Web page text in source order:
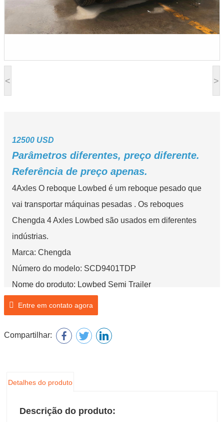
< >
12500 USD
Parâmetros diferentes, preço diferente.
Referência de preço apenas.
4Axles O reboque Lowbed é um reboque pesado que
vai transportar máquinas pesadas . Os reboques
Chengda 4 Axles Lowbed são usados em diferentes
indústrias.
Marca: Chengda
Número do modelo: SCD9401TDP
Nome do produto: Lowbed Semi Trailer
Entre em contato agora
Compartilhar:
Detalhes do produto
Descrição do produto: